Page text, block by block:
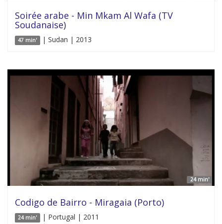
Soirée arabe - Min Mkam Al Wafa (TV
Soudanaise)
47 min' | Sudan | 2013
24 min'
Codigo de Bairro - Miragaia (Porto)
24 min' | Portugal | 2011